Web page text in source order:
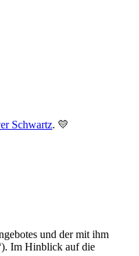
Schwartz. 💛
und der mit ihm
Im Hinblick auf die